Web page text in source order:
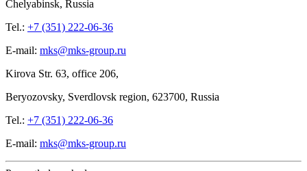
Chelyabinsk, Russia
Tel.: +7 (351) 222-06-36
E-mail: mks@mks-group.ru
Kirova Str. 63, office 206,
Beryozovsky, Sverdlovsk region, 623700, Russia
Tel.: +7 (351) 222-06-36
E-mail: mks@mks-group.ru